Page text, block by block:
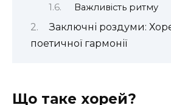
Важливість ритму
Заключні роздуми:
поетичної гармонії
Що таке хорей?